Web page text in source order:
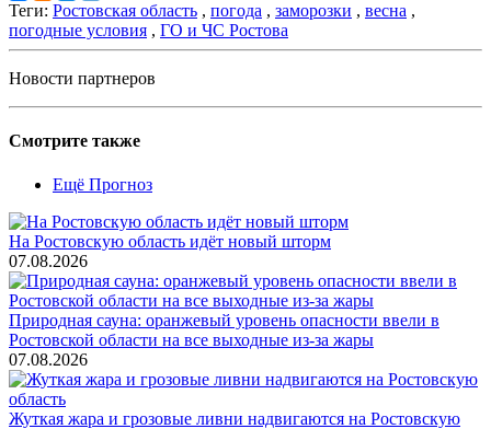
Теги: Ростовская область , погода , заморозки , весна ,
погодные условия , ГО и ЧС Ростова
Новости партнеров
Смотрите также
Ещё Прогноз
На Ростовскую область идёт новый шторм
07.08.2026
Природная сауна: оранжевый уровень опасности ввели в
Ростовской области на все выходные из-за жары
07.08.2026
Жуткая жара и грозовые ливни надвигаются на Ростовскую